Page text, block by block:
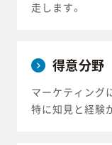
走します。
得意分野
マーケティング
特に知見と経験